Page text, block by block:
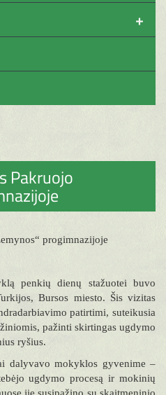
+
Pakruojo
progimnazijoje
penkių dienų stažuotei buvo
Bursos miesto. Šis vizitas
patirtimi, suteikusia
pažinti skirtingas ugdymo
ryšius.
dalyvavo mokyklos gyvenime –
ugdymo procesą ir mokinių